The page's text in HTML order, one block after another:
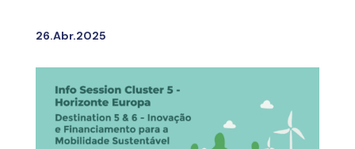
26.Abr.2025